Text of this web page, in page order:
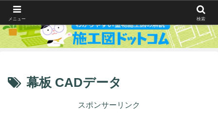
幕板 CADデータ
スポンサーリンク
メニュー 検索